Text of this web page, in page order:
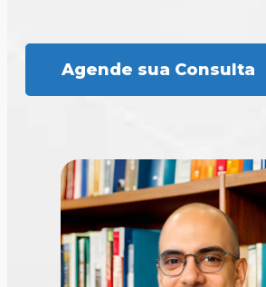
Agende sua Consulta